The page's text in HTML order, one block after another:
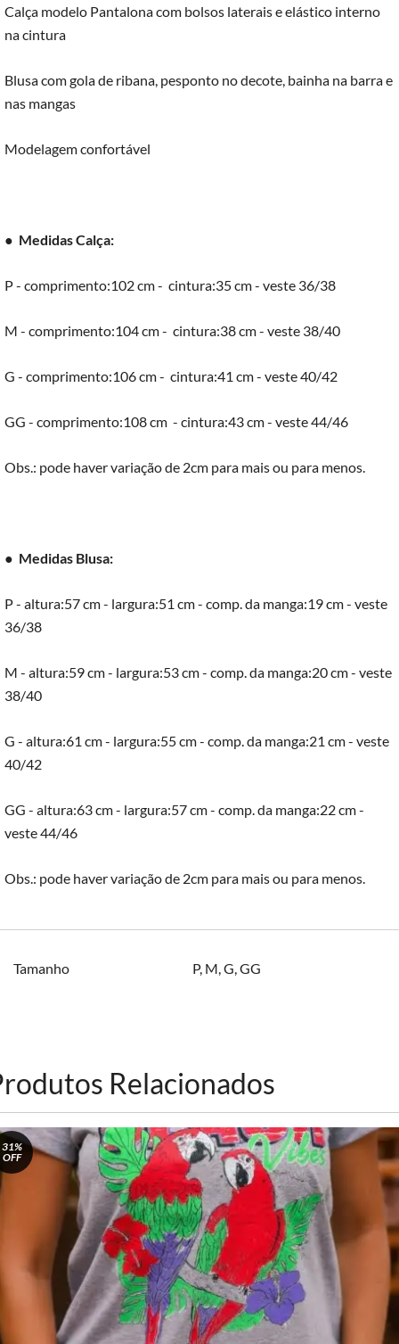
Calça modelo Pantalona com bolsos laterais e elástico interno
na cintura
Blusa com gola de ribana, pesponto no decote, bainha na barra e
nas mangas
Modelagem confortável
● Medidas Calça:
P - comprimento:102 cm - cintura:35 cm - veste 36/38
M - comprimento:104 cm - cintura:38 cm - veste 38/40
G - comprimento:106 cm - cintura:41 cm - veste 40/42
GG - comprimento:108 cm - cintura:43 cm - veste 44/46
Obs.: pode haver variação de 2cm para mais ou para menos.
● Medidas Blusa:
P - altura:57 cm - largura:51 cm - comp. da manga:19 cm - veste
36/38
M - altura:59 cm - largura:53 cm - comp. da manga:20 cm - veste
38/40
G - altura:61 cm - largura:55 cm - comp. da manga:21 cm - veste
40/42
GG - altura:63 cm - largura:57 cm - comp. da manga:22 cm -
veste 44/46
Obs.: pode haver variação de 2cm para mais ou para menos.
Tamanho P, M G GG
Relacionados
31%
OFF